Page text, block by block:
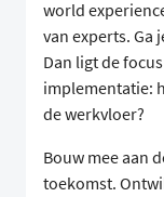
world
van experts. Ga
Dan ligt de
implementatie:
de werkvloer?
Bouw mee aan
toekomst.